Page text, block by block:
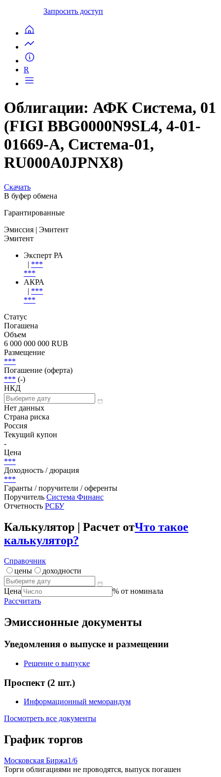
Запросить доступ
R
Облигации: АФК Система, 01
(FIGI BBG0000N9SL4, 4-01-
01669-A, Система-01,
RU000A0JPNX8)
Скачать
В буфер обмена
Гарантированные
Эмиссия | Эмитент
Эмитент
Эксперт РА
| ***
***
АКРА
| ***
***
Статус
Погашена
Объем
6 000 000 000 RUB
Размещение
***
Погашение (оферта)
*** (-)
НКД
Нет данных
Страна риска
Россия
Текущий купон
-
Цена
***
Доходность / дюрация
***
Гаранты / поручители / оференты
Поручитель Система Финанс
Отчетность РСБУ
Калькулятор | Расчет отЧто такое
калькулятор?
Справочник
цены
доходности
Цена
% от номинала
Рассчитать
Эмиссионные документы
Уведомления о выпуске и размещении
Решение о выпуске
Проспект (2 шт.)
Информационный меморандум
Посмотреть все документы
График торгов
Московская Биржа1/6
Торги облигациями не проводятся, выпуск погашен